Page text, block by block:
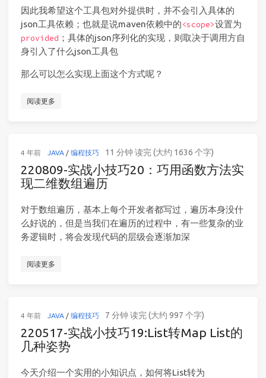
因此我希望这个工具包对外提供时，并不会引入具体的
json工具依赖；也就是说maven依赖中的<scope>设置为
provided ；具体的json序列化的实现，则取决于调用方自
身引入了什么json工具包
那么可以怎么实现上面这个方式呢？
阅读更多
4 年前 JAVA/ 编程技巧 11 分钟 读完 (大约 1636 个字)
220809-实战小技巧20：巧用函数方法实
现二维数组遍历
对于数组遍历，基本上每个开发者都写过，遍历本身没什
么好说的，但是当我们在遍历的过程中，有一些复杂的业
务逻辑时，将会发现代码的层级会逐渐加深
阅读更多
4 年前 JAVA/ 编程技巧 7 分钟 读完 (大约 997 个字)
220517-实战小技巧19:List转Map List的
几种姿势
今天介绍一个实用的小知识点，如何将List转为